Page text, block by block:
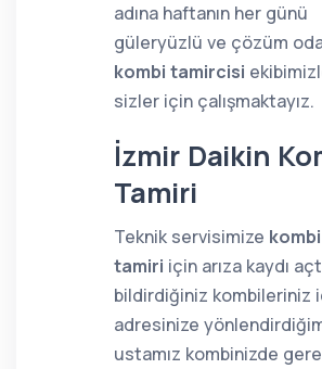
adına haftanın her günü
güleryüzlü ve çözüm
kombi tamircisi
sizler için çalışmaktayız.
İzmir Daikin
Tamiri
Teknik servisimize kombi
tamiri için arıza kaydı
bildirdiğiniz kombileriniz
adresinize
ustamız kombinizde